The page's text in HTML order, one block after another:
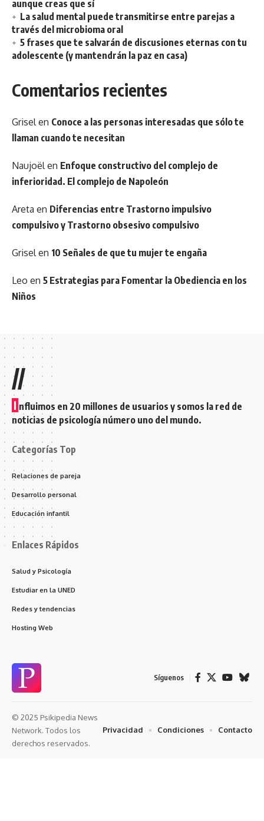
aunque creas que sí
La salud mental puede transmitirse entre parejas a
través del microbioma oral
5 frases que te salvarán de discusiones eternas con tu
adolescente (y mantendrán la paz en casa)
Comentarios recientes
Grisel en Conoce a las personas interesadas que sólo te
llaman cuando te necesitan
Naujoël en Enfoque constructivo del complejo de
inferioridad. El complejo de Napoleón
Areta en Diferencias entre Trastorno impulsivo
compulsivo y Trastorno obsesivo compulsivo
Grisel en 10 Señales de que tu mujer te engaña
Leo en 5 Estrategias para Fomentar la Obediencia en los
Niños
//
I nfluimos en 20 millones de usuarios y somos la red de
noticias de psicología número uno del mundo.
Categorías Top
Relaciones de pareja
Desarrollo personal
Educación infantil
Enlaces Rápidos
Salud y Psicología
Estudiar en la UNED
Redes y tendencias
Hosting Web
Síguenos
© 2025 Psikipedia News
Network. Todos los
derechos reservados.
Privacidad Condiciones Contacto